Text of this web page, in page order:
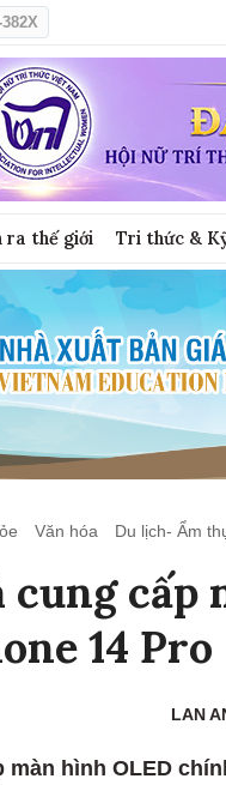
382X
ra thế giới Tri thức &
Văn hóa Du lịch- Ẩm
cung cấp
14 Pro
LAN
hình OLED